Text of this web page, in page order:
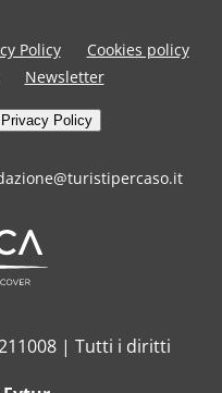
Policy
Cookies policy
Newsletter
Policy
| Tutti i diritti